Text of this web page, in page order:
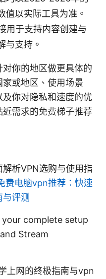
值以实际工具为准。
用于支持内容创建与
与支持。
你的地区做更具体的
或地区、使用场景
及你对隐私和速度的优
需求的免费梯子推荐
析VPN选购与使用指
费电脑vpn推荐：快速
评测
complete setup
Stream
上网的终极指南与vpn